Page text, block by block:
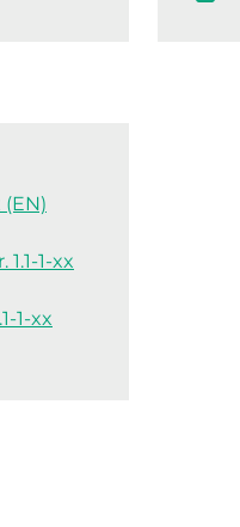
(EN)
1-xx
1-xx